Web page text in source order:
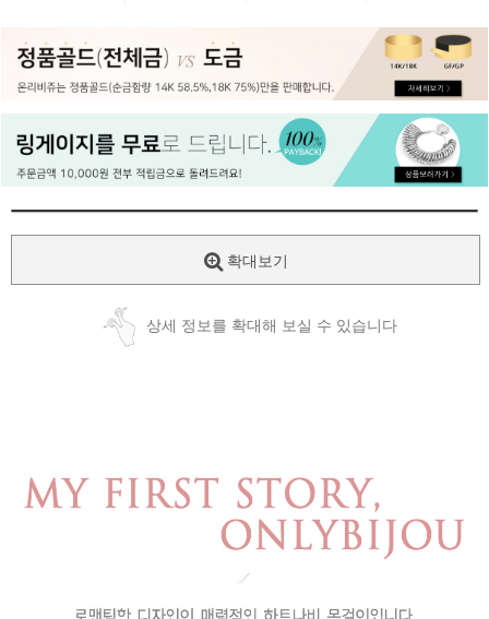
페이코 ID로
PAYCO 바로
확대보기
상세 정보를 확대해 보실 수 있습니다